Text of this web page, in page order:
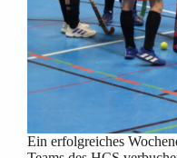
Ein erfolgreiches